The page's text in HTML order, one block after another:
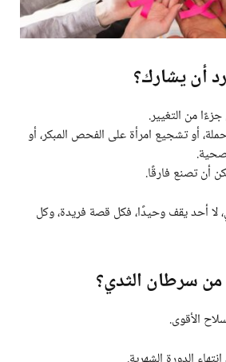
أن يشارك؟
من التغيير.
أو تشجيع امرأة على الفحص المبكر، أو
أن تصنع فارقًا.
لا أحد يقف وحيدًا، فكل قصة فريدة، وكل
من سرطان الثدي؟
الأقوى.